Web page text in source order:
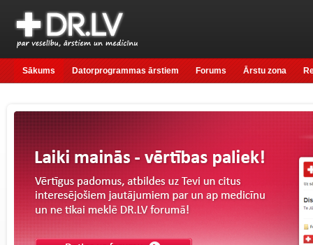
Sākums Datorprogrammas ārstiem Forums Ārstu zona